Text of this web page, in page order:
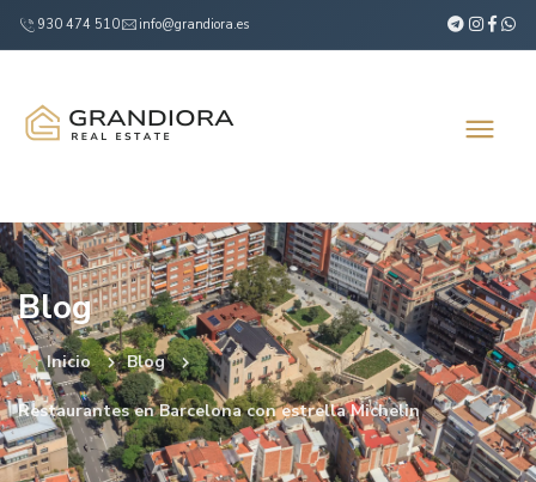
930 474 510 info@grandiora.es
Blog
Inicio Blog
Restaurantes en Barcelona con estrella Michelin